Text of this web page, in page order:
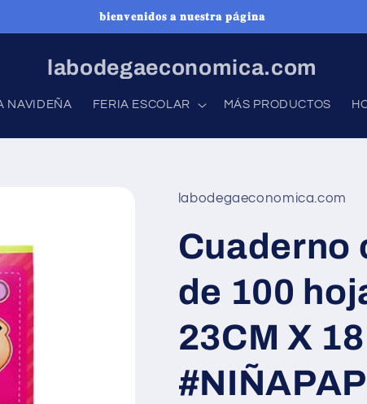
𝐛𝐢𝐞𝐧𝐯𝐞𝐧𝐢𝐝𝐨𝐬 𝐚 𝐧𝐮𝐞𝐬𝐭𝐫𝐚 𝐩á𝐠𝐢𝐧𝐚
labodegaeconomica.com
NAVIDEÑA FERIA ESCOLAR MÁS PRODUCTOS
labodegaeconomica.com
Cuaderno
de 100
23CM X 18